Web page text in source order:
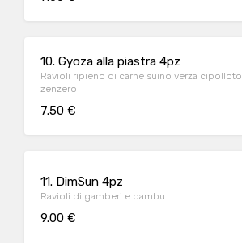
10. Gyoza alla piastra 4pz
Ravioli ripieno di carne suino verza cipolloto
zenzero
7.50 €
11. DimSun 4pz
Ravioli di gamberi e bambu
9.00 €